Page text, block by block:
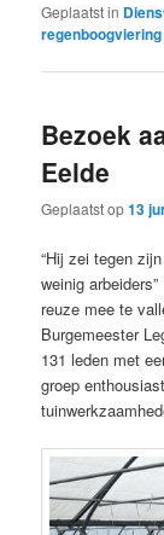
Geplaatst in
regenboogviering
Bezoek
Eelde
Geplaatst op13
“Hij zei tegen
weinig
reuze mee te
Burgemeester
131 leden met
groep